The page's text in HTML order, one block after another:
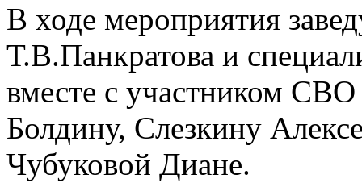
В ходе мероприятия
Т.В.Панкратова и
вместе с участником
Болдину, Слезкину
Чубуковой Диане.